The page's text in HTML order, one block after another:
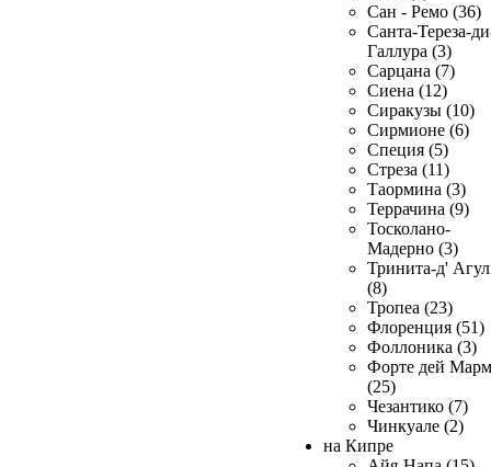
Сан - Ремо (36)
Санта-Тереза-
Галлура (3)
Сарцана (7)
Сиена (12)
Сиракузы (10)
Сирмионе (6)
Специя (5)
Стреза (11)
Таормина (3)
Террачина (9)
Тосколано-
Мадерно (3)
Тринита-д'
(8)
Тропеа (23)
Флоренция (51)
Фоллоника (3)
Форте дей
(25)
Чезантико (7)
Чинкуале (2)
на Кипре